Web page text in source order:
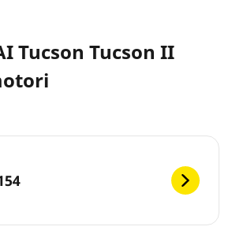
Tucson Tucson II